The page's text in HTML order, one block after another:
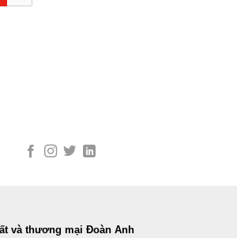
và thương mại Đoàn Anh